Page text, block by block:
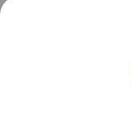
Проект
президентом